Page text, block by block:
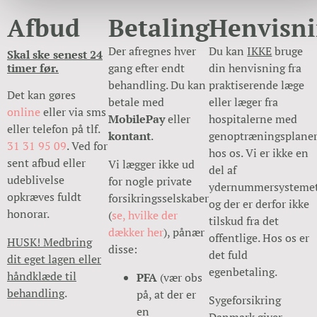
Afbud
Skal ske senest 24
timer før.
Det kan gøres
onlineeller via sms
eller telefon på tlf.
31 31 95 09. Ved for
sent afbud eller
udeblivelse
opkræves fuldt
honorar.
HUSK! Medbring
dit eget lagen eller
håndklæde til
behandling.
Betaling
Der afregnes hver
gang efter endt
behandling. Du kan
betale med
MobilePayeller
kontant.
Vi lægger ikke ud
for nogle private
forsikringsselskaber
(se, hvilke der
dækker her), pånær
disse:
PFA(vær obs
på, at der er
en
Du kan IKKEbruge
din henvisning fra
praktiserende læge
eller læger fra
hospitalerne med
hos os. Vi er ikke en
del af
og der er derfor ikke
tilskud fra det
offentlige. Hos os er
det fuld
egenbetaling.
Sygeforsikring